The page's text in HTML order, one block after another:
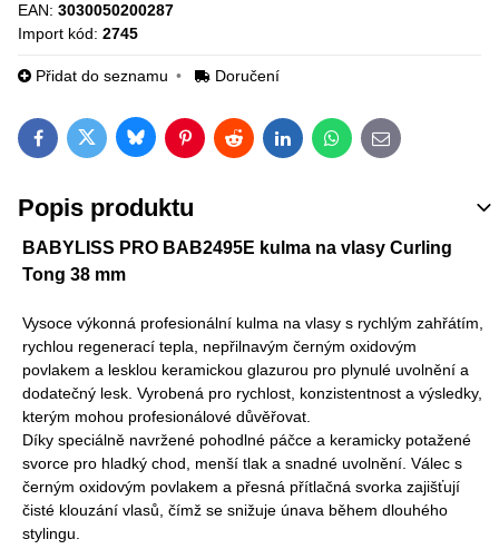
EAN: 3030050200287
Import kód: 2745
Přidat do seznamu Doručení
FacebookTwitterBlueskyPinterestRedditLinkedInWhatsApp
E-mail
Popis produktu
BABYLISS PRO BAB2495E kulma na vlasy Curling
Tong 38 mm
Vysoce výkonná profesionální kulma na vlasy s rychlým zahřátím,
rychlou regenerací tepla, nepřilnavým černým oxidovým
povlakem a lesklou keramickou glazurou pro plynulé uvolnění a
dodatečný lesk. Vyrobená pro rychlost, konzistentnost a výsledky,
kterým mohou profesionálové důvěřovat.
Díky speciálně navržené pohodlné páčce a keramicky potažené
svorce pro hladký chod, menší tlak a snadné uvolnění. Válec s
černým oxidovým povlakem a přesná přítlačná svorka zajišťují
čisté klouzání vlasů, čímž se snižuje únava během dlouhého
stylingu.